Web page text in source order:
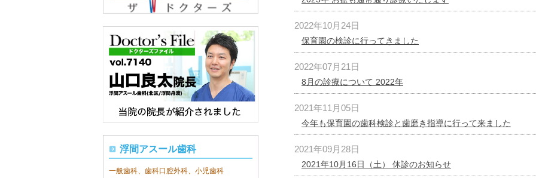
2022年10月24日
保育園の検診に行ってきました
2022年07月21日
8月の診療について 2022年
2021年11月05日
今年も保育園の歯科検診と歯磨き指導に行って来ました
2021年09月28日
2021年10月16日（土） 休診のお知らせ
浮間アスール歯科
一般歯科、歯科口腔外科、小児歯科